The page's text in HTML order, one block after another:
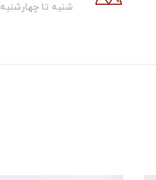
شنبه تا چهارشنبه 9 تا 16.30